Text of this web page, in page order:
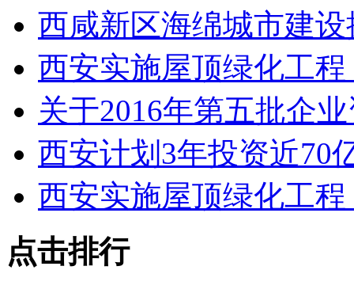
西咸新区海绵城市建
西安实施屋顶绿化工
关于2016年第五批企
西安计划3年投资近70
西安实施屋顶绿化工
点击排行